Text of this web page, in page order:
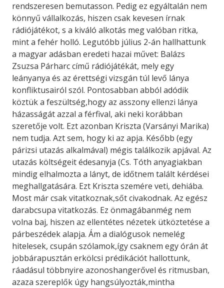
rendszeresen bemutasson. Pedig ez egyáltalán nem
könnyű vállalkozás, hiszen csak kevesen írnak
rádiójátékot, s a kiváló alkotás meg valóban ritka,
mint a fehér holló. Legutóbb július 2-án hallhattunk
a magyar adásban eredeti hazai művet: Balázs
Zsuzsa Párharc című rádiójátékát, mely egy
leányanya és az érettségi vizsgán túl levő lánya
konfliktusairól szól. Pontosabban abból adódik
köztük a feszültség,hogy az asszony ellenzi lánya
házasságát azzal a férfival, aki neki korábban
szeretője volt. Ezt azonban Kriszta (Varsányi Marika)
nem tudja. Azt sem, hogy ki az apja. Később (egy
párizsi utazás alkalmával) mégis találkozik apjával. Az
utazás költségeit édesanyja (Cs. Tóth anyagiakban
mindig elhalmozta a lányt, de időtnem talált kérdései
meghallgatására. Ezt Kriszta szemére veti, dehiába.
Most már csak vitatkoznak,sőt civakodnak. Az egész
darabcsupa vitatkozás. Ez önmagábanmég nem
volna baj, hiszen az ellentétes nézetek ütköztetése a
párbeszédek alapja. Ám a dialógusok nemelég
hitelesek, csupán szólamok,így csaknem egy órán át
jobbárapusztán erkölcsi prédikációt hallottunk,
ráadásul többnyire azonoshangerővel és ritmusban,
azaza szereplők úgy hangsúlyozták,mintha